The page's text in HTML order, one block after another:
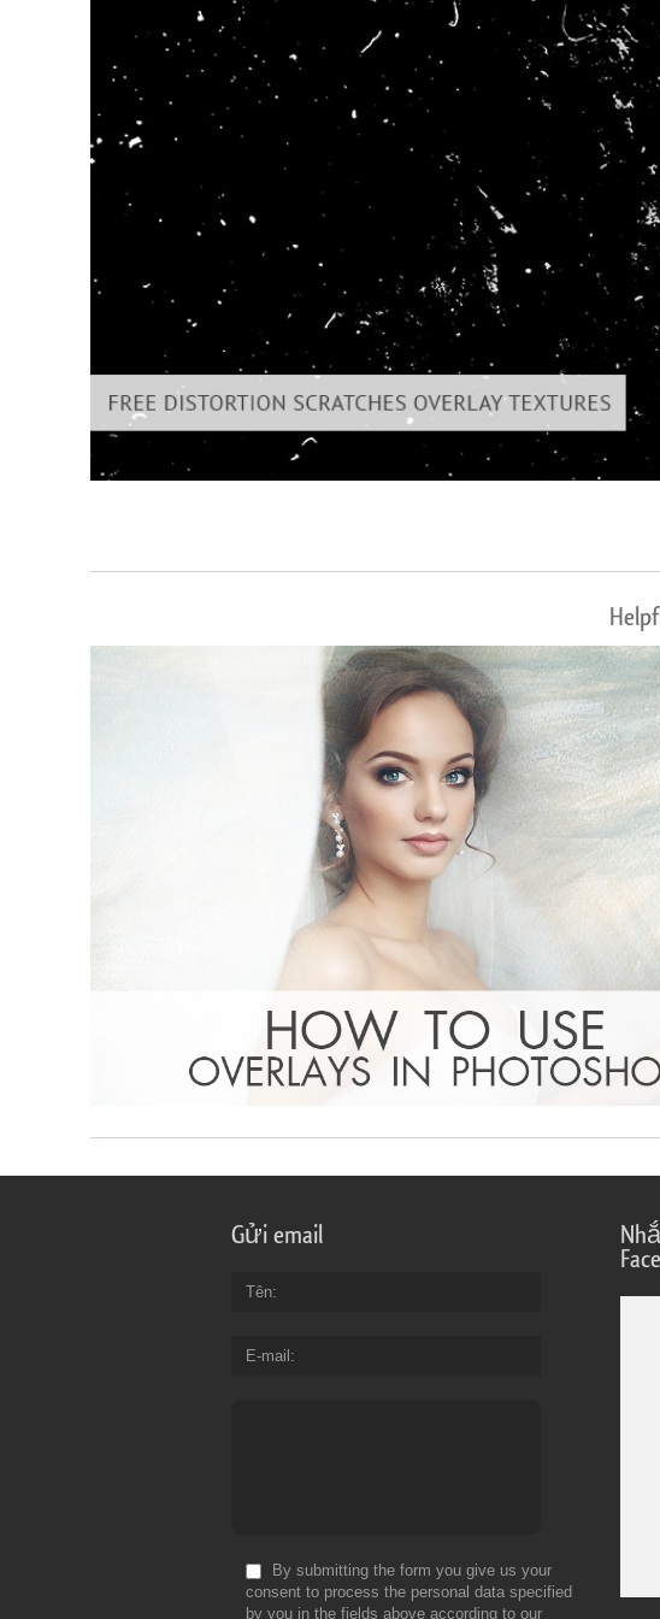
Dịch vụ chỉnh sửa sản phẩm
Gửi email
Tên
E-mail
By submitting the form you give us your
consent to process the personal data specified
by you in the fields above according to our